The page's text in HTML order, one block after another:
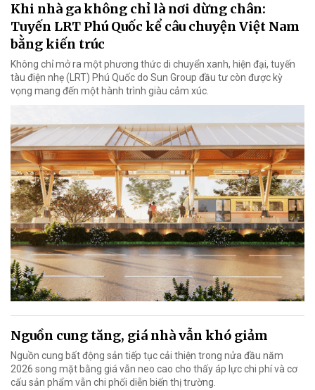
Khi nhà ga không chỉ là nơi dừng chân:
Tuyến LRT Phú Quốc kể câu chuyện Việt Nam
bằng kiến trúc
Không chỉ mở ra một phương thức di chuyển xanh, hiện đại, tuyến
tàu điện nhẹ (LRT) Phú Quốc do Sun Group đầu tư còn được kỳ
vọng mang đến một hành trình giàu cảm xúc.
Nguồn cung tăng, giá nhà vẫn khó giảm
Nguồn cung bất động sản tiếp tục cải thiện trong nửa đầu năm
2026 song mặt bằng giá vẫn neo cao cho thấy áp lực chi phí và cơ
cấu sản phẩm vẫn chi phối diễn biến thị trường.